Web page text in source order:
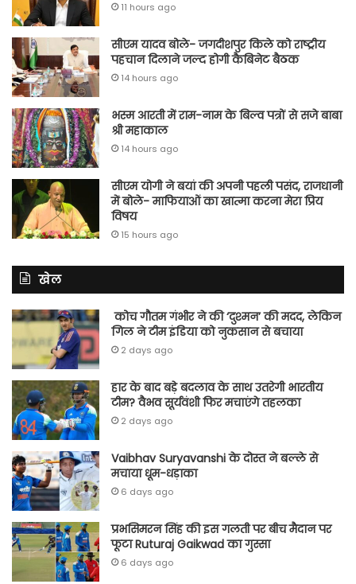
11 hours ago
सीएम यादव बोले- जगदीशपुर किले को राष्ट्रीय
पहचान दिलाने जल्द होगी कैबिनेट बैठक
14 hours ago
भस्म आरती में राम-नाम के बिल्व पत्रों से सजे बाबा
श्री महाकाल
14 hours ago
सीएम योगी ने बयां की अपनी पहली पसंद, राजधानी
में बोले- माफियाओं का खात्मा करना मेरा प्रिय
विषय
15 hours ago
खेल
कोच गौतम गंभीर ने की ‘दुश्मन’ की मदद, लेकिन
गिल ने टीम इंडिया को नुकसान से बचाया
2 days ago
हार के बाद बड़े बदलाव के साथ उतरेगी भारतीय
टीम? वैभव सूर्यवंशी फिर मचाएंगे तहलका
2 days ago
Vaibhav Suryavanshi के दोस्त ने बल्ले से
मचाया धूम-धड़ाका
6 days ago
प्रभसिमरन सिंह की इस गलती पर बीच मैदान पर
फूटा Ruturaj Gaikwad का गुस्सा
6 days ago